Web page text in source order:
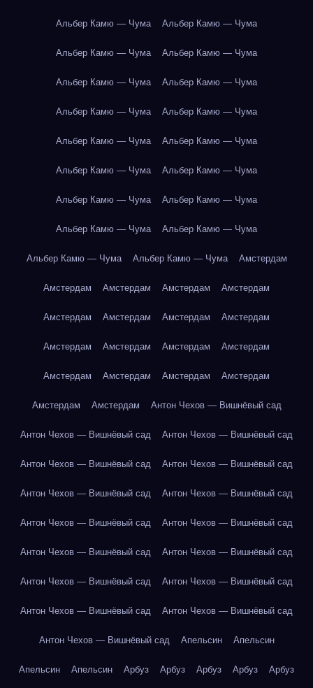
Альбер Камю — Чума Альбер Камю — Чума
Альбер Камю — Чума Альбер Камю — Чума
Альбер Камю — Чума Альбер Камю — Чума
Альбер Камю — Чума Альбер Камю — Чума
Альбер Камю — Чума Альбер Камю — Чума
Альбер Камю — Чума Альбер Камю — Чума
Альбер Камю — Чума Альбер Камю — Чума
Альбер Камю — Чума Альбер Камю — Чума
Альбер Камю — Чума Альбер Камю — Чума Амстердам
Амстердам Амстердам Амстердам Амстердам
Амстердам Амстердам Амстердам Амстердам
Амстердам Амстердам Амстердам Амстердам
Амстердам Амстердам Амстердам Амстердам
Амстердам Амстердам Антон Чехов — Вишнёвый сад
Антон Чехов — Вишнёвый сад Антон Чехов — Вишнёвый сад
Антон Чехов — Вишнёвый сад Антон Чехов — Вишнёвый сад
Антон Чехов — Вишнёвый сад Антон Чехов — Вишнёвый сад
Антон Чехов — Вишнёвый сад Антон Чехов — Вишнёвый сад
Антон Чехов — Вишнёвый сад Антон Чехов — Вишнёвый сад
Антон Чехов — Вишнёвый сад Антон Чехов — Вишнёвый сад
Антон Чехов — Вишнёвый сад Антон Чехов — Вишнёвый сад
Антон Чехов — Вишнёвый сад Апельсин Апельсин
Апельсин Апельсин Арбуз Арбуз Арбуз Арбуз Арбуз